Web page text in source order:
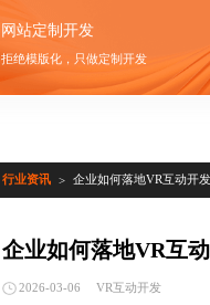
网站定制开发
拒绝模版化，只做定制开发
行业资讯 > 企业如何落地VR互动开发
企业如何落地VR互
2026-03-06 VR互动开发